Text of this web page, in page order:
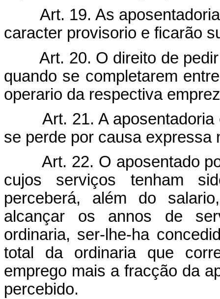
Art. 19. As
caracter provisorio e ficarão
Art. 20. O direito de
quando se completarem
operario da respectiva
Art. 21. A
se perde por causa expressa
Art. 22. O aposentado
cujos serviços tenham
perceberá, além do
alcançar os annos de
ordinaria, ser-lhe-ha
total da ordinaria que
emprego mais a fracção da
percebido.